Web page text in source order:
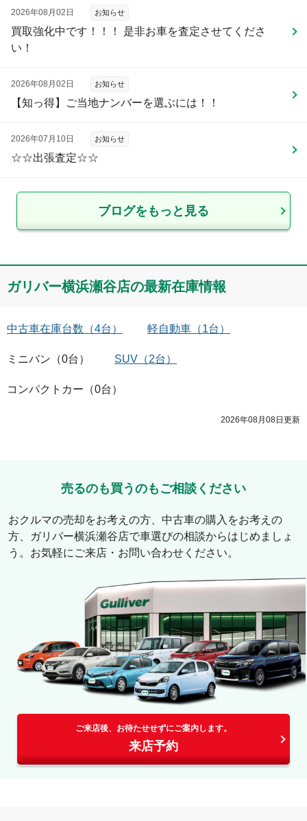
2026年08月02日 お知らせ
買取強化中です！！！ 是非お車を査定させてくださ
い！
2026年08月02日 お知らせ
【知っ得】ご当地ナンバーを選ぶには！！
2026年07月10日 お知らせ
☆☆出張査定☆☆
ブログをもっと見る
ガリバー横浜瀬谷店の最新在庫情報
中古車在庫台数 （4台） 軽自動車 （1台）
ミニバン （0台） SUV （2台）
コンパクトカー （0台）
2026年08月08日更新
売るのも買うのもご相談ください
おクルマの売却をお考えの方、中古車の購入をお考えの
方、
ガリバー横浜瀬谷店で車選びの相談からはじめましょ
う。お気軽にご来店・お問い合わせください。
ご来店後、お待たせせずにご案内します。
来店予約